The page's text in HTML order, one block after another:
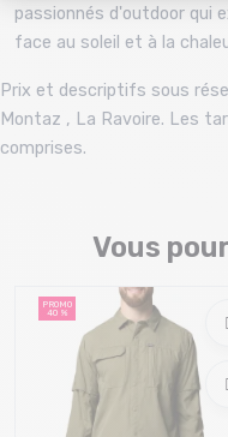
passionnés d'outdoor qui
face au soleil et à la
Prix et descriptifs sous
Montaz , La Ravoire. Les
comprises.
Vous
PROMO
40 %